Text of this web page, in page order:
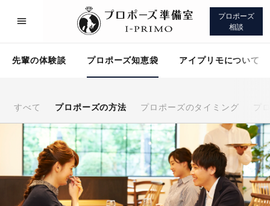
プロポーズ
相談
先輩の体験談 プロポーズ知恵袋 アイプリモについて
すべて プロポーズの方法 プロポーズのタイミング プ
プロポーズサポート 先輩の体験談
プロポーズ知恵袋 アイプリモについて